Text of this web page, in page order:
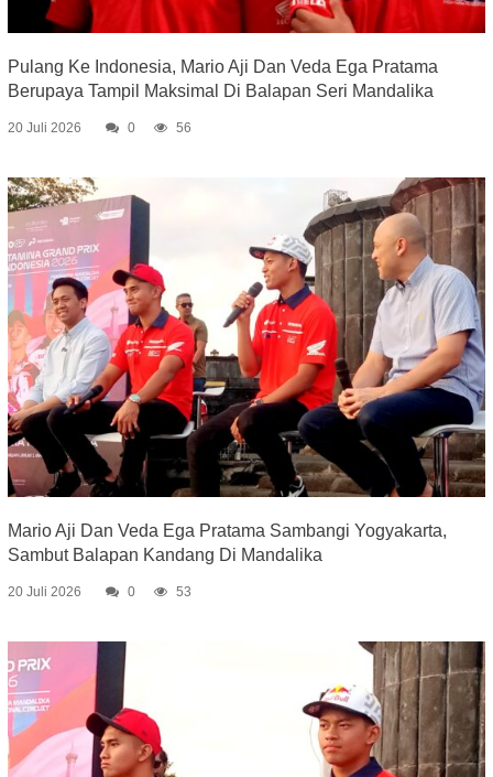
Pulang Ke Indonesia, Mario Aji Dan Veda Ega Pratama
Berupaya Tampil Maksimal Di Balapan Seri Mandalika
20 Juli 2026 0 56
Mario Aji Dan Veda Ega Pratama Sambangi Yogyakarta,
Sambut Balapan Kandang Di Mandalika
20 Juli 2026 0 53